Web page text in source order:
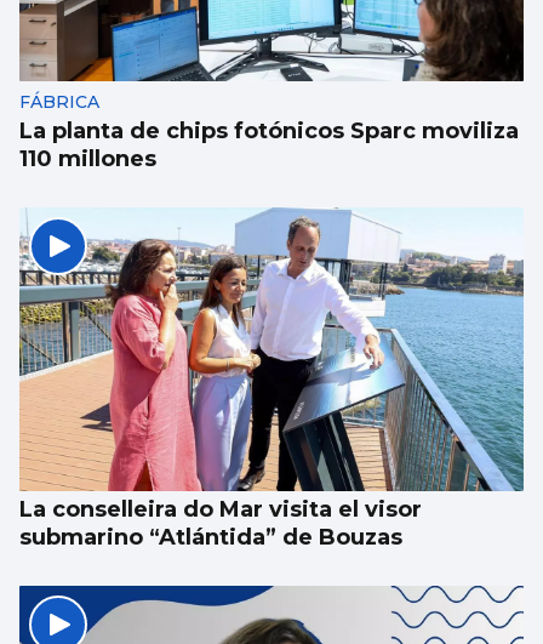
Marlaska insiste: “No hubo ni informe ni
aviso del CNI”
FÁBRICA
La planta de chips fotónicos Sparc moviliza
110 millones
La conselleira do Mar visita el visor
submarino “Atlántida” de Bouzas